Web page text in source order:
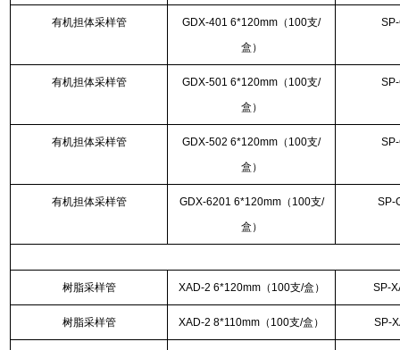
有机担体采样管
GDX-401 6*120mm（100支/
盒）
有机担体采样管
GDX-501 6*120mm（100支/
盒）
有机担体采样管
GDX-502 6*120mm（100支/
盒）
有机担体采样管
GDX-6201 6*120mm（100支/
盒）
SP-
树脂采样管 XAD-2 6*120mm（100支/盒） SP-
树脂采样管 XAD-2 8*110mm（100支/盒） SP-